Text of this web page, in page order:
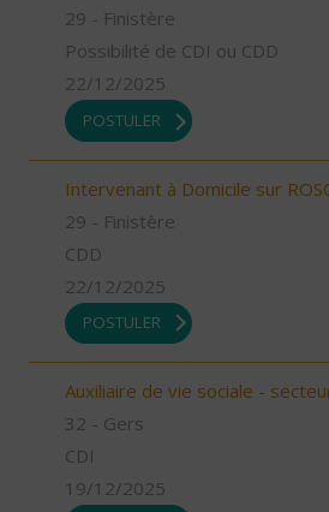
29 - Finistère
Possibilité de CDI ou CDD
22/12/2025
POSTULER
Intervenant à Domicile sur
29 - Finistère
CDD
22/12/2025
POSTULER
Auxiliaire de vie sociale -
32 - Gers
CDI
19/12/2025